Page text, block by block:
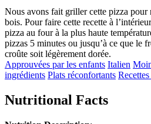
Nous avons fait griller cette pizza pour
bois. Pour faire cette recette à
pizza au four à la plus haute
pizzas 5 minutes ou jusqu’à ce que le
croûte soit légèrement dorée.
Approuvées par les enfants Italien
ingrédients Plats réconfortants
Nutritional Facts